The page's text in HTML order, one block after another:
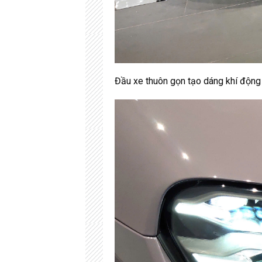
Đầu xe thuôn gọn tạo dáng khí động